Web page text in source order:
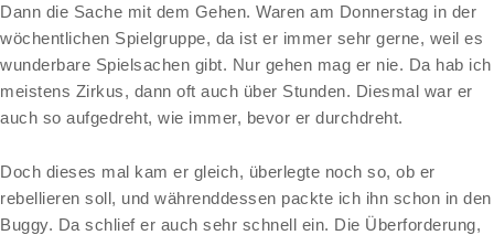
Dann die Sache mit dem Gehen. Waren am Donnerstag in der
wöchentlichen Spielgruppe, da ist er immer sehr gerne, weil es
wunderbare Spielsachen gibt. Nur gehen mag er nie. Da hab ich
meistens Zirkus, dann oft auch über Stunden. Diesmal war er
auch so aufgedreht, wie immer, bevor er durchdreht.
Doch dieses mal kam er gleich, überlegte noch so, ob er
rebellieren soll, und währenddessen packte ich ihn schon in den
Buggy. Da schlief er auch sehr schnell ein. Die Überforderung,